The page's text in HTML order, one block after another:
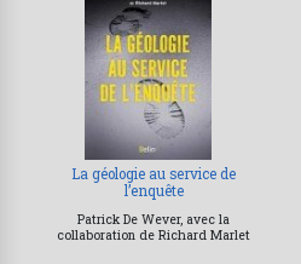
La géologie au service de
l’enquête
Patrick De Wever, avec la
collaboration de Richard Marlet